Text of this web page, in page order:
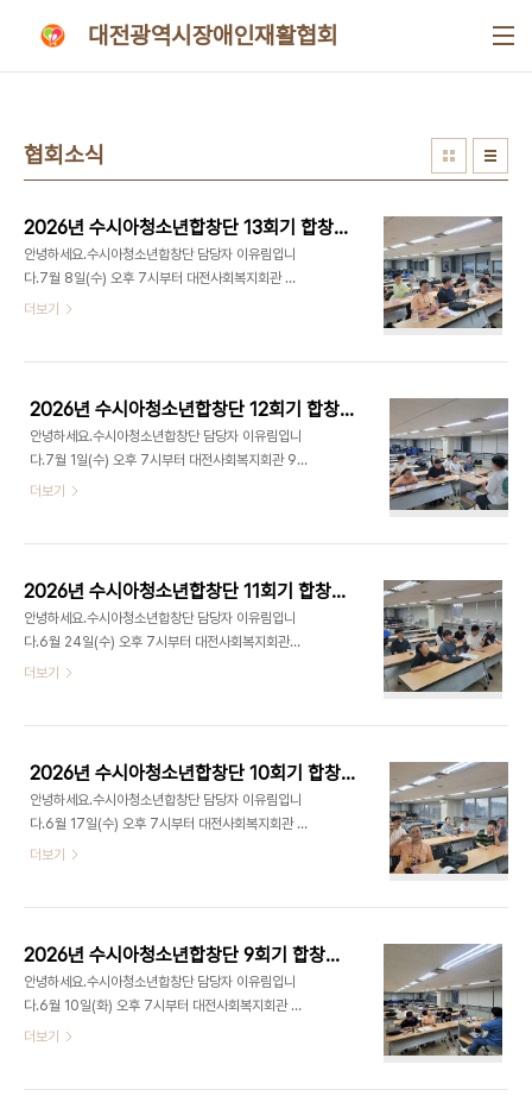
대전광역시장애인재활협회
협회소식
2026년 수시아청소년합창단 13회기 합창교육
안녕하세요.수시아청소년합창단 담당자 이유림입니
다.7월 8일(수) 오후 7시부터 대전사회복지회관 9
층 가치100+에서 수시아청소년합창단 13회기 합창
름 방학온 것 마냥 하하호호 웃으면서 교육이 더 재미
있는 시간을 보낸 것 같습니다~~오늘도 수시아청소
년합창단 화이팅! 사랑합니다♥
더보기
2026년 수시아청소년합창단 12회기 합창교육
안녕하세요.수시아청소년합창단 담당자 이유림입니
다.7월 1일(수) 오후 7시부터 대전사회복지회관 9
층 가치100+에서 수시아청소년합창단 12회기 합창
를 하였습니다. 각자 다른 노래들을 부르고 의미를 가
지며 행복해 하는 단원들과 함께 즐거운 연습을 했던
날이였던 것 같다고 지휘자 선생님의 총평을 주셨습
니다! 그리고 노래를 부를 때 영상도 찍었답니다~~
오늘도 수시아청소년합창단 화이팅! 사랑합니다♥
더보기
2026년 수시아청소년합창단 11회기 합창교육
안녕하세요.수시아청소년합창단 담당자 이유림입니
다.6월 24일(수) 오후 7시부터 대전사회복지회관
9층 가치100+에서 수시아청소년합창단 11회기 합
습니다.오늘은 ‘바람이 부는 곳, 아름다운세상’을 불
러보았습니다. 공연을 하겠다는 마음으로 연습하면
서 긴장감을 놓치지 않은 단원들의 모습을 볼 수 있었
습니다! 오늘도 수시아청소년합창단 화이팅!사랑합
니다♥
더보기
2026년 수시아청소년합창단 10회기 합창교육
안녕하세요.수시아청소년합창단 담당자 이유림입니
다.6월 17일(수) 오후 7시부터 대전사회복지회관 9
층 가치100+에서 수시아청소년합창단 10회기 합창
래이기도 하고 열심히 부른 노래이기 때문에 자신감
있게 부를 수 있을 것 같습니다!공연을 앞둔다는 생각
에 긴장 반, 설렘 반으로 노래를 불렀던 것 같습니다.
오늘도 수시아청소년합창단 파이팅! 사랑합니다♥
더보기
2026년 수시아청소년합창단 9회기 합창교육
안녕하세요.수시아청소년합창단 담당자 이유림입니
다.6월 10일(화) 오후 7시부터 대전사회복지회관 9
층 가치100+에서 수시아청소년합창단 9회기 합창
더보기